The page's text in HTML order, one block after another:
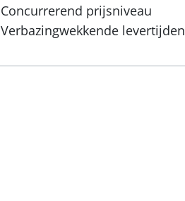
Concurrerend prijsniveau
Verbazingwekkende levertijden